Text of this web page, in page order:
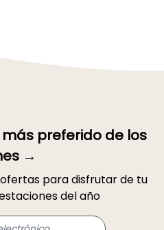
preferido de los
→
para disfrutar de tu
del año